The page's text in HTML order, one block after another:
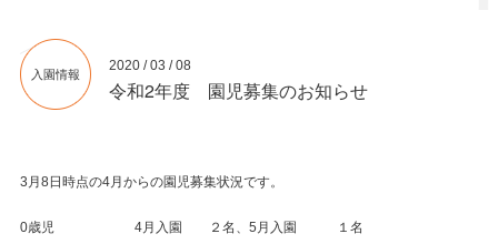
入園情報
2020 / 03 / 08
令和2年度 園児募集のお知らせ
3月8日時点の4月からの園児募集状況です。
0歳児 4月入園 ２名、5月入園 １名